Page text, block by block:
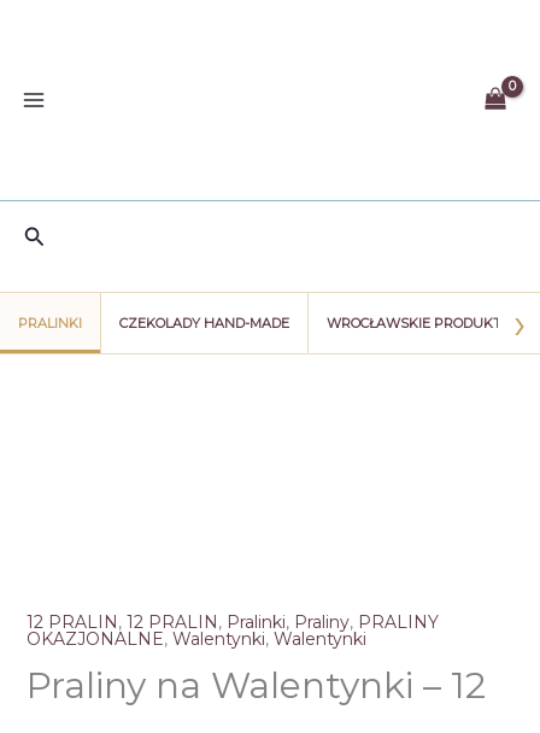
Szukaj
PRALINKI CZEKOLADY HAND-MADE WROCŁAWSKIE PRODUKTY ›
12 PRALIN, 12 PRALIN, Pralinki, Praliny, PRALINY
OKAZJONALNE, Walentynki, Walentynki
Praliny na Walentynki – 12